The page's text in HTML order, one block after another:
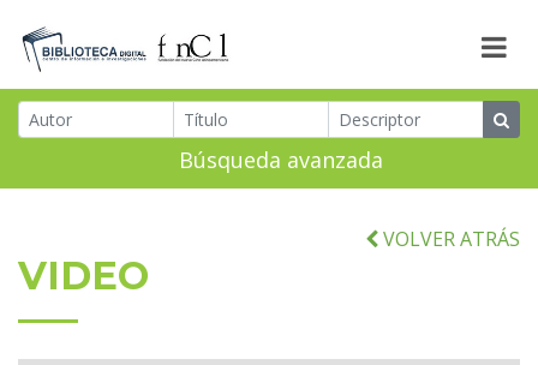
Búsqueda avanzada
VOLVER ATRÁS
VIDEO